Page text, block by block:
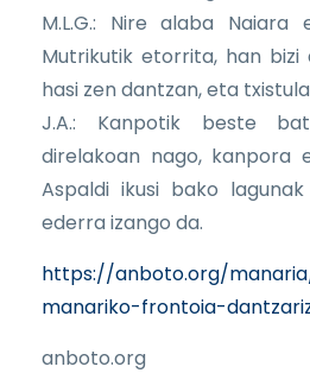
M.L.G.: Nire alaba
Mutrikutik etorrita, han bizi
hasi zen dantzan, eta
J.A.: Kanpotik beste
direlakoan nago, kanpora
Aspaldi ikusi bako
ederra izango da.
https://anboto.org/manaria/
manariko-frontoia-
anboto.org